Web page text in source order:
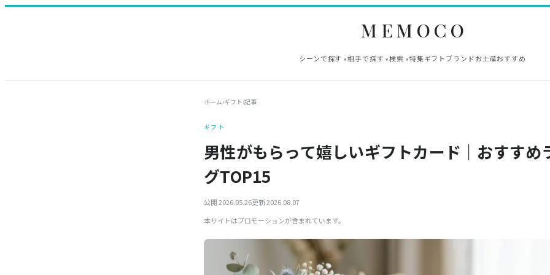
MEMOCO
シーンで探す 相手で探す 検索 特集ギフトブランドお土産おすすめ
ホーム›ギフト›記事
ギフト
男性がもらって嬉しいギフトカード｜おすすめ
グTOP15
公開 2026.05.26更新 2026.08.07
本サイトはプロモーションが含まれています。